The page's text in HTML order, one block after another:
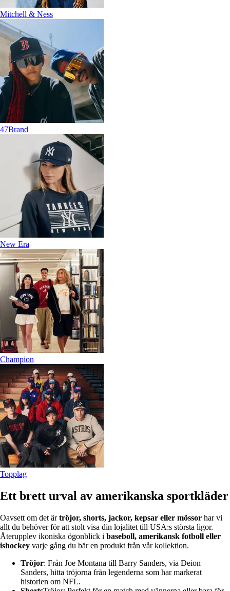
Mitchell & Ness
47Brand
New Era
Champion
Topplag
Ett brett urval av amerikanska sportkläder
Oavsett om det ärtröjor, shorts, jackor, kepsar eller mössor har vi
allt du behöver för att stolt visa din lojalitet till USA:s största ligor.
Återupplev ikoniska ögonblick i baseboll, amerikansk fotboll eller
ishockey varje gång du bär en produkt från vår kollektion.
Tröjor: Från Joe Montana till Barry Sanders, via Deion
Sanders, hitta tröjorna från legenderna som har markerat
historien om NFL.